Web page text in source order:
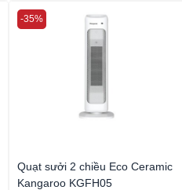
Quạt sưởi 2 chiều Eco Ceramic
Kangaroo KGFH05
-35%